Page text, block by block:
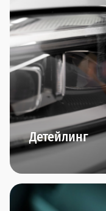
Детейлинг
Комплексная
очистка
колёсных
защитных